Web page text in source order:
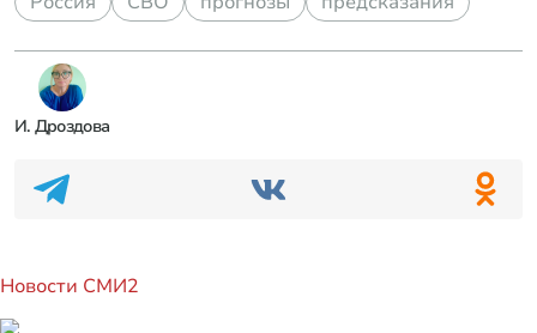
И. Дроздова
Новости СМИ2